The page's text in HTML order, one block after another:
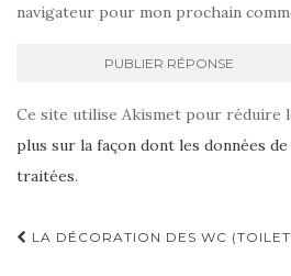
navigateur pour mon prochain
Ce site utilise Akismet pour réduire
plus sur la façon dont les données
traitées.
Navigation
LA DÉCORATION DES WC